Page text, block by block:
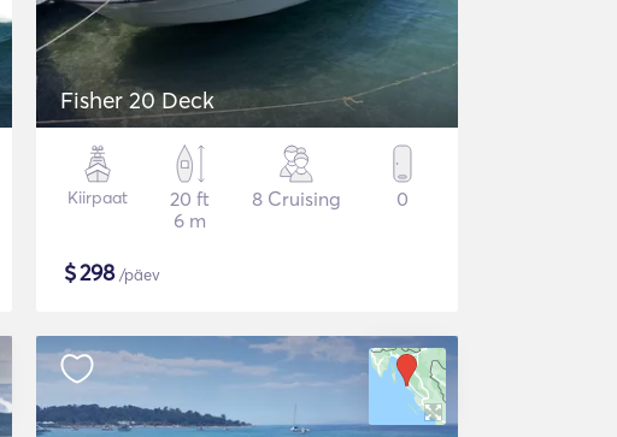
Fisher 20 Deck
Kiirpaat
20 ft
6 m
8 Cruising 0
$298/päev